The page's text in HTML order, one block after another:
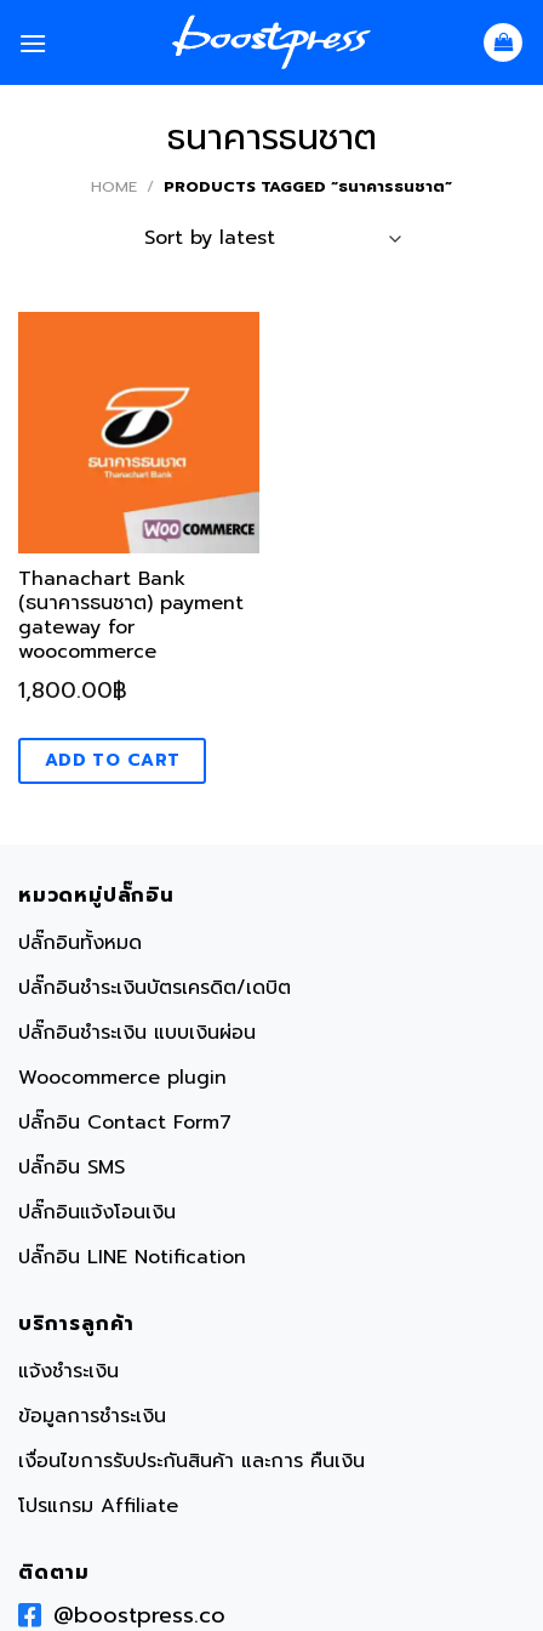
ธนาคารธนชาต
HOME / PRODUCTS TAGGED “ธนาคารธนชาต”
Thanachart Bank
(ธนาคารธนชาต) payment
gateway for
woocommerce
1,800.00฿
ADD TO CART
หมวดหมู่ปลั๊กอิน
ปลั๊กอินทั้งหมด
ปลั๊กอินชำระเงินบัตรเครดิต/เดบิต
ปลั๊กอินชำระเงิน แบบเงินผ่อน
Woocommerce plugin
ปลั๊กอิน Contact Form7
ปลั๊กอิน SMS
ปลั๊กอินแจ้งโอนเงิน
ปลั๊กอิน LINE Notification
บริการลูกค้า
แจ้งชำระเงิน
ข้อมูลการชำระเงิน
เงื่อนไขการรับประกันสินค้า และการ คืนเงิน
โปรแกรม Affiliate
ติดตาม
@boostpress.co